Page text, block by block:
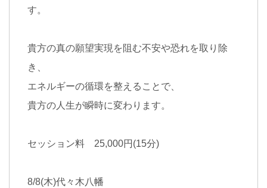
す。
貴方の真の願望実現を阻む不安や恐れを取り除
き、
エネルギーの循環を整えることで、
貴方の人生が瞬時に変わります。
セッション料 25,000円(15分)
8/8(木)代々木八幡